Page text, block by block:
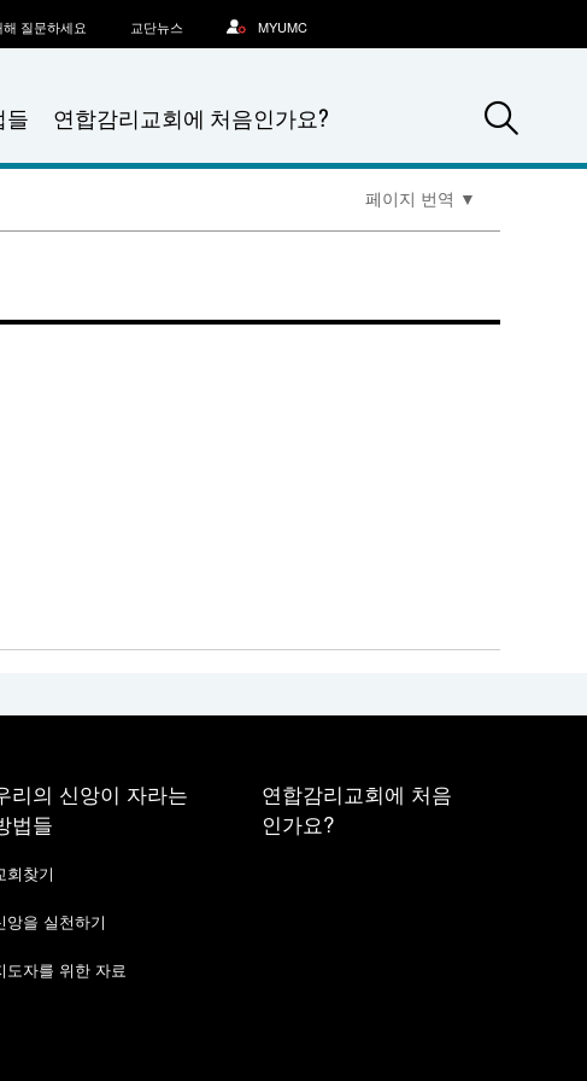
들 연합감리교회에 처음인가요?
질문하세요 교단뉴스 MYUMC
페이지 번역 ▼
리의 신앙이 자라는
법들
회찾기
앙을 실천하기
도자를 위한 자료
연합감리교회에 처음
인가요?